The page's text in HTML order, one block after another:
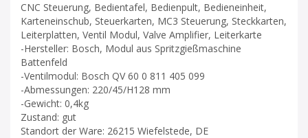
CNC Steuerung, Bedientafel, Bedienpult, Bedieneinheit,
Karteneinschub, Steuerkarten, MC3 Steuerung, Steckkarten,
Leiterplatten, Ventil Modul, Valve Amplifier, Leiterkarte
-Hersteller: Bosch, Modul aus Spritzgießmaschine
Battenfeld
-Ventilmodul: Bosch QV 60 0 811 405 099
-Abmessungen: 220/45/H128 mm
-Gewicht: 0,4kg
Zustand: gut
Standort der Ware: 26215 Wiefelstede, DE